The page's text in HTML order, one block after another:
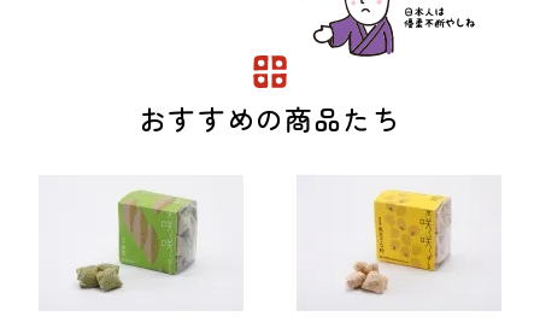
おすすめの商品たち